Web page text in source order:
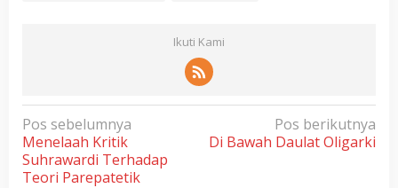
Ikuti Kami
N
a
v
Pos sebelumnya
Menelaah Kritik
Suhrawardi Terhadap
Teori Parepatetik
Pos berikutnya
Di Bawah Daulat Oligarki